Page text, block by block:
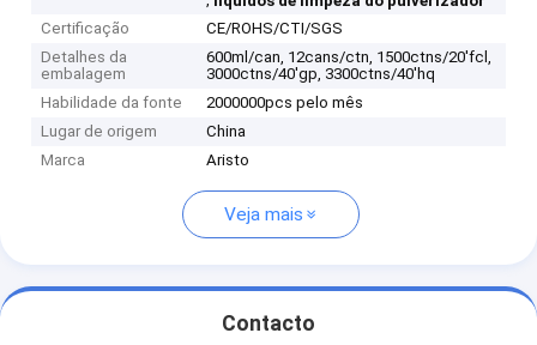
Certificação
CE/ROHS/CTI/SGS
Detalhes da
embalagem
600ml/can, 12cans/ctn, 1500ctns/20'fcl,
3000ctns/40'gp, 3300ctns/40'hq
Habilidade da fonte
2000000pcs pelo mês
Lugar de origem
China
Marca
Aristo
Veja mais
Contacto